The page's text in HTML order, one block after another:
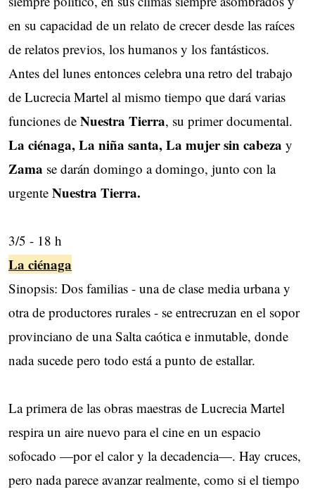
en su capacidad de un relato de crecer desde las raíces
de relatos previos, los humanos y los fantásticos.
Antes del lunes entonces celebra una retro del trabajo
de Lucrecia Martel al mismo tiempo que dará varias
funciones de Nuestra Tierra, su primer documental.
La ciénaga, La niña santa, La mujer sin cabeza y
Zama se darán domingo a domingo, junto con la
urgente Nuestra Tierra.
3/5 - 18 h
La ciénaga
Sinopsis: Dos familias - una de clase media urbana y
otra de productores rurales - se entrecruzan en el sopor
provinciano de una Salta caótica e inmutable, donde
nada sucede pero todo está a punto de estallar.
La primera de las obras maestras de Lucrecia Martel
respira un aire nuevo para el cine en un espacio
sofocado —por el calor y la decadencia—. Hay cruces,
pero nada parece avanzar realmente, como si el tiempo